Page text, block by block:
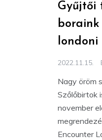
Gyűjtői
londoni
2022.11.15.
Nagy öröm
Szőlőbirtok
november
Encounter